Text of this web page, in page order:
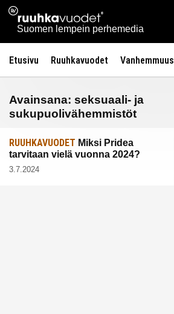
Siirry
sisältöön
Ruuhkavuodet.fi
Suomen lempein perhemedia
Etusivu Ruuhkavuodet Vanhemmuus
Avainsana: seksuaali- ja
sukupuolivähemmistöt
RUUHKAVUODET Miksi Pridea
tarvitaan vielä vuonna 2024?
3.7.2024